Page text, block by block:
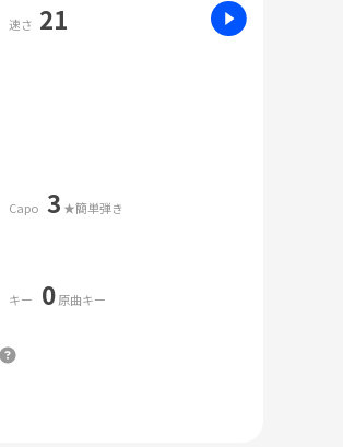
速さ 21
Capo 3 ★簡単弾き
キー 0原曲キー